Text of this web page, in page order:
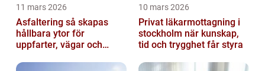
11 mars 2026
Asfaltering så skapas
hållbara ytor för
uppfarter, vägar och
10 mars 2026
Privat läkarmottagning i
stockholm när kunskap,
tid och trygghet får styra